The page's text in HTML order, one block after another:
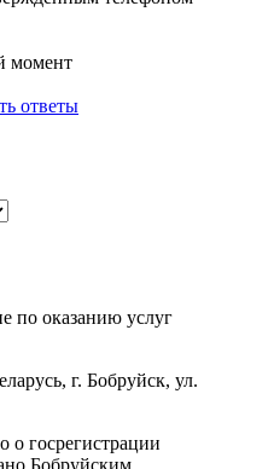
момент
ответы
по оказанию услуг
г. Бобруйск, ул.
о госрегистрации
Бобруйским